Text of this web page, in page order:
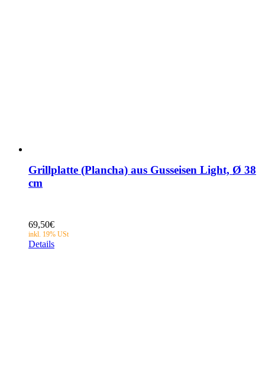
Grillplatte (Plancha) aus Gusseisen Light, Ø 38
cm
69,50€
Details